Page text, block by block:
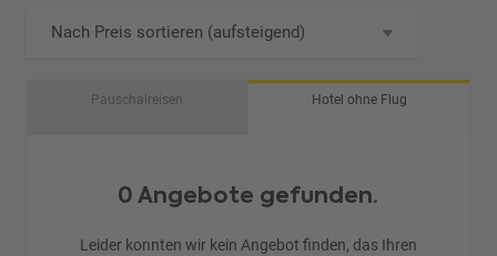
Nach Preis sortieren (aufsteigend)
Pauschalreisen Hotel ohne Flug
0 Angebote gefunden.
Leider konnten wir kein Angebot finden, das Ihren